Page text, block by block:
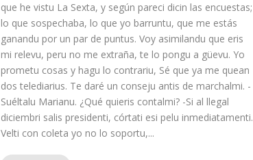
que he vistu La Sexta, y según pareci dicin las encuestas;
lo que sospechaba, lo que yo barruntu, que me estás
ganandu por un par de puntus. Voy asimilandu que eris
mi relevu, peru no me extraña, te lo pongu a güevu. Yo
prometu cosas y hagu lo contrariu, Sé que ya me quean
dos telediarius. Te daré un conseju antis de marchalmi. -
Suéltalu Marianu. ¿Qué quieris contalmi? -Si al llegal
diciembri salis presidenti, córtati esi pelu inmediatamenti.
Velti con coleta yo no lo soportu,...